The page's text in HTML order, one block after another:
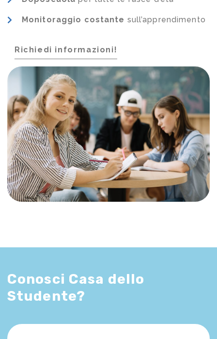
Monitoraggio costante sull’apprendimento
Richiedi informazioni!
Conosci Casa dello
Studente?